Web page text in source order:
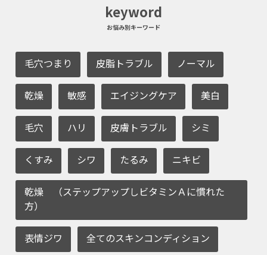
keyword
お悩み別キーワード
毛穴つまり 皮脂トラブル ノーマル
乾燥 敏感 エイジングケア 美白
毛穴 ハリ 皮膚トラブル シミ
くすみ シワ たるみ ニキビ
乾燥 （ステップアップしビタミンＡに慣れた
方）
表情ジワ 全てのスキンコンディション